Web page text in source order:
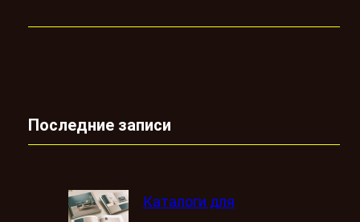
Последние записи
Каталоги для